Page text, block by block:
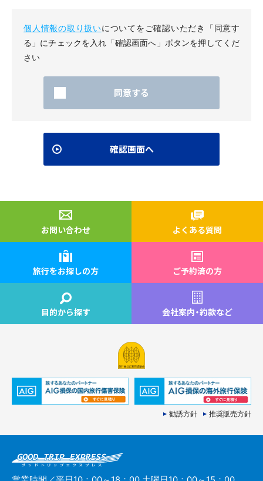
個人情報の取り扱いについてをご確認いただき「同意す
る」にチェックを入れ「確認画面へ」ボタンを押してくだ
さい
同意する
確認画面へ
お問い合わせ よくある質問
旅行をお探しの方 ご予約済の方
目的から探す 会社案内・約款など
勧誘方針 推奨販売方針